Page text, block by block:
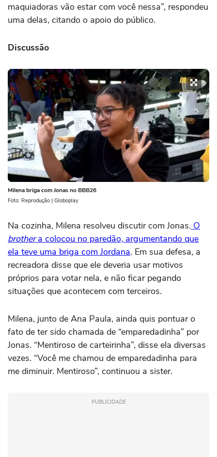
maquiadoras vão estar com você nessa”, respondeu
uma delas, citando o apoio do público.
Discussão
Milena briga com Jonas no BBB26
Foto: Reprodução | Globoplay
Na cozinha, Milena resolveu discutir com Jonas. O
brothera colocou no paredão, argumentando que
ela teve uma briga com Jordana. Em sua defesa, a
recreadora disse que ele deveria usar motivos
próprios para votar nela, e não ficar pegando
situações que acontecem com terceiros.
Milena, junto de Ana Paula, ainda quis pontuar o
fato de ter sido chamada de “emparedadinha” por
Jonas. “Mentiroso de carteirinha”, disse ela diversas
vezes. “Você me chamou de emparedadinha para
me diminuir. Mentiroso”, continuou a sister.
PUBLICIDADE